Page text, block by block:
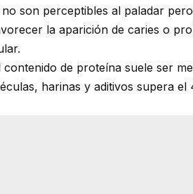
son perceptibles al paladar pero
la aparición de caries o
de proteína suele ser
harinas y aditivos supera el